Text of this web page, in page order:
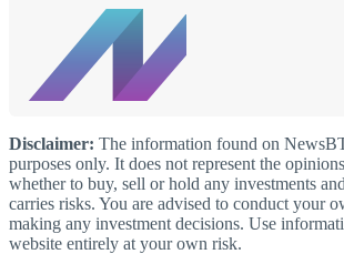
Disclaimer: The information found on
purposes only. It does not represent the
whether to buy, sell or hold any investments
carries risks. You are advised to conduct your
making any investment decisions. Use
website entirely at your own risk.